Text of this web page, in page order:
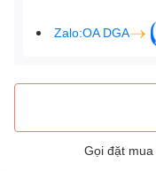
Zalo:OA DGA
Gọi đặt mua